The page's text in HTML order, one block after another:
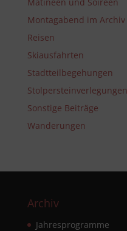
Montagabend im Archiv
Reisen
Skiausfahrten
Stadtteilbegehungen
Stolpersteinverlegungen
Sonstige Beiträge
Wanderungen
Archiv
Jahresprogramme